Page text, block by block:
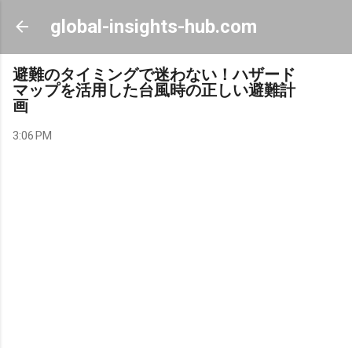
Skip to main content
global-insights-hub.com
避難のタイミングで迷わない！ハザード
マップを活用した台風時の正しい避難計
画
3:06 PM